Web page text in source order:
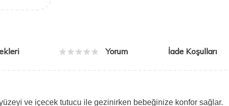
Yorum İade Koşulları
ve içecek tutucu ile gezinirken bebeğinize konfor sağlar.